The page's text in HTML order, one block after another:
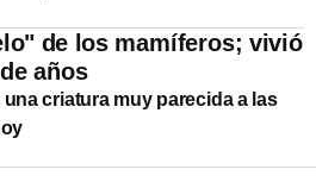
de los mamíferos; vivió
años
criatura muy parecida a las